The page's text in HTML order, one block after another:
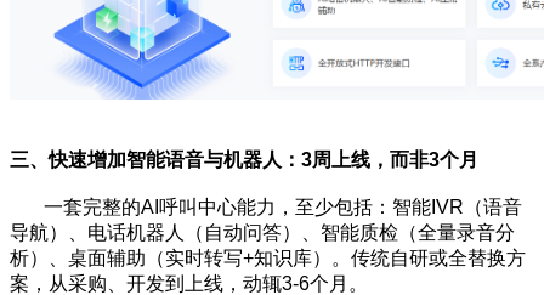
三、快速增加智能语音与机器人：3周上线，而非3个月
一套完整的AI呼叫中心能力，至少包括：智能IVR（语音
导航）、电话机器人（自动问答）、智能质检（全量录音分
析）、桌面辅助（实时转写+知识库）。传统自研或全替换方
案，从采购、开发到上线，动辄3-6个月。